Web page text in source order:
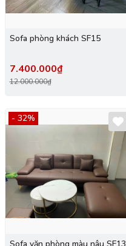
Sofa phòng khách SF15
7.400.000₫
12.000.000₫
- 32%
Sofa văn phòng màu nâu SF13